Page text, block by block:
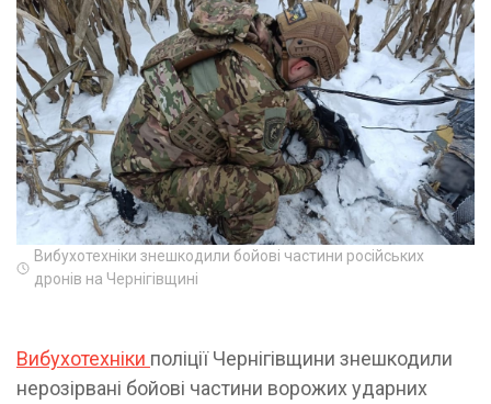
Вибухотехніки знешкодили бойові частини російських
дронів на Чернігівщині
Вибухотехніки поліції Чернігівщини знешкодили
нерозірвані бойові частини ворожих ударних